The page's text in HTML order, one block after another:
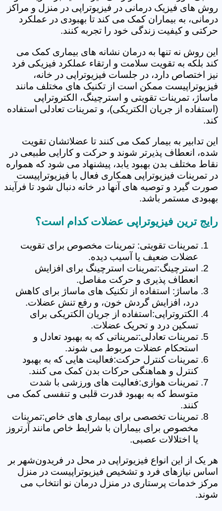
روش های فیزیک درمانی در فیزیوتراپی در منزل و مراکز
درمانی، به بیماران کمک می کند تا بهبودی در عملکرد
حرکتی و کیفیت زندگی خود را تجربه کنند.
این روش نه تنها به درمان نشانه های بیماری کمک می
کند بلکه به تقویت سلامت و ارتقاء عملکرد فیزیکی فرد
نیز اختصاص دارد، در جلسات فیزیوتراپی در خانه،
فیزیوتراپیست ممکن است از تکنیک های مختلف مانند
ماساژ، تمرینات تقویتی و استرچینگ، الکتروتراپی
(استفاده از جریان الکتریکی)، و تمرینات تعادلی استفاده
کند.
این تدابیر به بیمار کمک می کنند تا عضلاتشان تقویت
شده، انعطاف پذیرتر شوند و حرکت و کارایی طبیعی در
نقاط مختلف بدن بهبود یابد، پیشنهاد می شود که همواره
در تمرینات فیزیوتراپی همکاری فعال با فیزیوتراپیست
صورت گیرد و توصیه های آنها در خانه دنبال شود تا فرآیند
بهبودی مستمر باشد.
رایج ترین فیزیوتراپی عضلات کدام است؟
تمرینات تقویتی: تمرینات مخصوص برای تقویت
عضلات ضعیف یا آسیب دیده.
استرچینگ:تمرینات استرچینگ برای افزایش
انعطاف پذیری و حرکت مفاصل.
ماساژ: استفاده از تکنیک های ماساژ برای کاهش
درد، افزایش گردش خون، و رفع تنش عضلات.
الکتروتراپی:استفاده از جریان الکتریکی برای
تسکین درد و تحریک عضلات.
تمرینات تعادلی:تمریناتی که به بهبود تعادل و
استحکام عضلات مربوط می شوند.
تمرینات کنترل حرکت:فعالیت هایی که به بهبود
کنترل و هماهنگی حرکات بدن کمک می کنند.
تمرینات هوازی:فعالیت های ورزشی با شدت
متوسط که به بهبود قدرت قلبی و تنفسی کمک می
کنند.
تمرینات تخصصی برای بیماری های خاص:تمرینات
مخصوص برای بیماران با شرایط خاص مانند آرتروز
یا اختلالات عصبی.
هر یک از این انواع فیزیوتراپی در محل در فریدون‌شهر بر
اساس نیازهای فرد و تشخیص فیزیوتراپیست در منزل
مرکز خدمات پرستاری در منزل درمان نو انتخاب می
شوند.